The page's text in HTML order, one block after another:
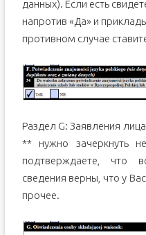
данных). Если есть
напротив «Да» и
противном случае
Раздел G: Заявления
** нужно зачеркнуть
подтверждаете, что
сведения верны, что у
прочее.